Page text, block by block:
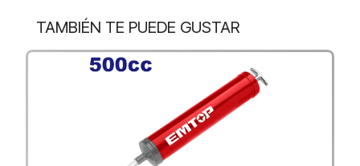
TAMBIÉN TE PUEDE GUSTAR